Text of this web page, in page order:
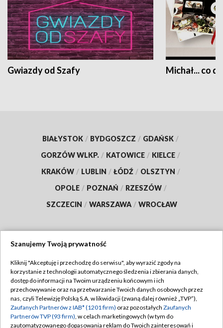
Gwiazdy od Szafy Michał... co
BIAŁYSTOK / BYDGOSZCZ / GDAŃSK /
GORZÓW WLKP. / KATOWICE / KIELCE /
KRAKÓW / LUBLIN / ŁÓDŹ / OLSZTYN /
OPOLE / POZNAŃ / RZESZÓW /
SZCZECIN / WARSZAWA / WROCŁAW
TVP
Abonament TVP
Emisja w TVP
Centrum informacji TVP
Regulamin TVP
Polityka prywatności
Moje zgody
Szanujemy Twoją prywatność
Kliknij "Akceptuję i przechodzę do serwisu", aby wyrazić zgody na
korzystanie z technologii automatycznego śledzenia i zbierania danych,
dostęp do informacji na Twoim urządzeniu końcowym i ich
przechowywanie oraz na przetwarzanie Twoich danych osobowych przez
nas, czyli Telewizję Polską S.A. w likwidacji (zwaną dalej również „TVP”),
Zaufanych Partnerów z IAB* (1201 firm) oraz pozostałych Zaufanych
Partnerów TVP (93 firm), w celach marketingowych (w tym do
zautomatyzowanego dopasowania reklam do Twoich zainteresowań i